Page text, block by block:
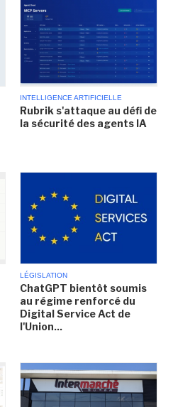
INTELLIGENCE ARTIFICIELLE
Rubrik s'attaque au défi de
la sécurité des agents IA
LÉGISLATION
ChatGPT bientôt soumis
au régime renforcé du
Digital Service Act de
l'Union...